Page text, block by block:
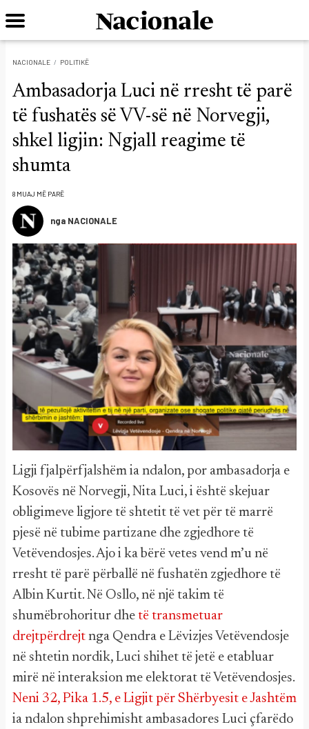
NACIONALE POLITIKË
Ambasadorja Luci në rresht të parë
të fushatës së VV-së në Norvegji,
shkel ligjin: Ngjall reagime të
shumta
8 MUAJ MË PARË
nga NACIONALE
Ligji fjalpërfjalshëm ia ndalon, por ambasadorja e
Kosovës në Norvegji, Nita Luci, i është skejuar
obligimeve ligjore të shtetit të vet për të marrë
pjesë në tubime partizane dhe zgjedhore të
Vetëvendosjes. Ajo i ka bërë vetes vend m’u në
rresht të parë përballë në fushatën zgjedhore të
Albin Kurtit. Në Osllo, në një takim të
shumëbrohoritur dhe të transmetuar
drejtpërdrejt nga Qendra e Lëvizjes Vetëvendosje
në shtetin nordik, Luci shihet të jetë e etabluar
mirë në interaksion me elektorat të Vetëvendosjes.
Neni 32, Pika 1.5, e Ligjit për Shërbyesit e Jashtëm
ia ndalon shprehimisht ambasadores Luci çfarëdo